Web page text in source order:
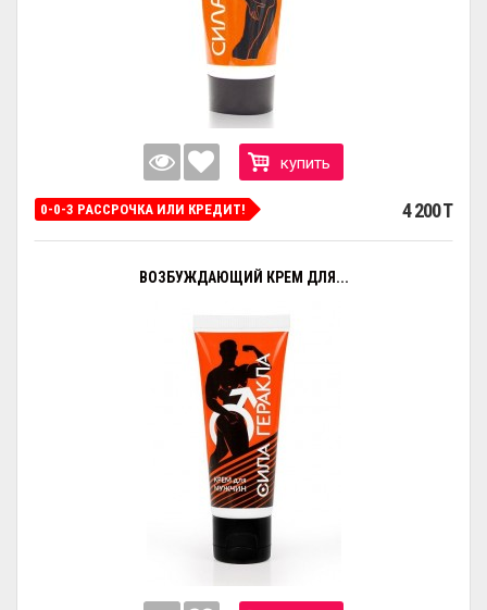
купить
0-0-3 РАССРОЧКА ИЛИ КРЕДИТ! 4 200 T
ВОЗБУЖДАЮЩИЙ КРЕМ ДЛЯ...